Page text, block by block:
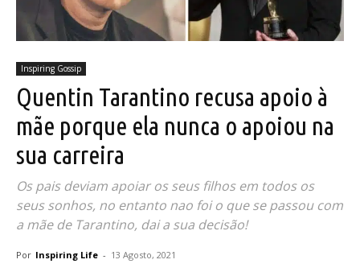
Inspiring Gossip
Quentin Tarantino recusa apoio à
mãe porque ela nunca o apoiou na
sua carreira
Os pais deviam apoiar os seus filhos em todos os
seus sonhos, no entanto nao foi o que se passou com
a mãe de Tarantino, dai a sua decisão!
Por Inspiring Life - 13 Agosto, 2021